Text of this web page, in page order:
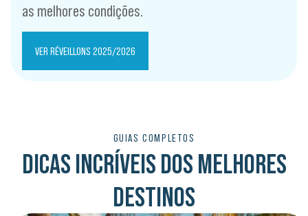
as melhores condições.
VER RÉVEILLONS 2025/2026
GUIAS COMPLETOS
DICAS INCRÍVEIS DOS MELHORES
DESTINOS